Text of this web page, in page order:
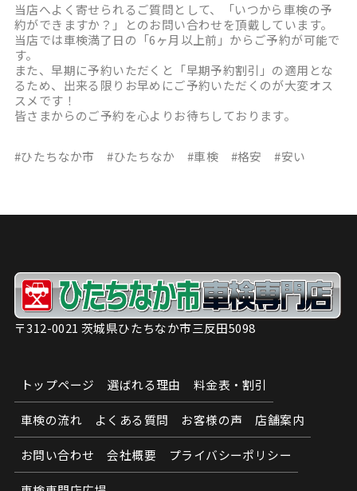
当店へよく寄せられるご質問として、「いつから車検の予
約ができますか？」とのお問い合わせを頂戴しています。
当店では車検満了日の「6ヶ月以上前」からご予約が可能で
す。
また、早期に予約いただくと「早期予約割引」の適用とな
るため、出来る限りお早めにご予約いただくのが大変オス
スメです！
皆さまからのご予約を心よりお待ちしております。
#ひたちなか市 #ひたちなか #車検 #格安 #安い
〒312-0021 茨城県ひたちなか市三反田5098
トップページ 選ばれる理由 料金表・割引
車検の流れ よくある質問 お客様の声 店舗案内
お問い合わせ 会社概要 プライバシーポリシー